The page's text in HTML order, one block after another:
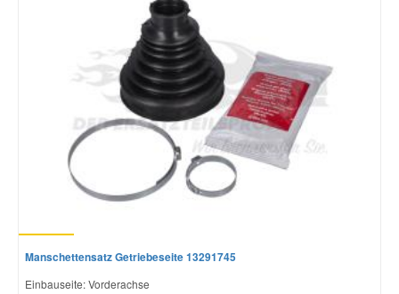
Manschettensatz Getriebeseite 13291745
Einbauseite: Vorderachse